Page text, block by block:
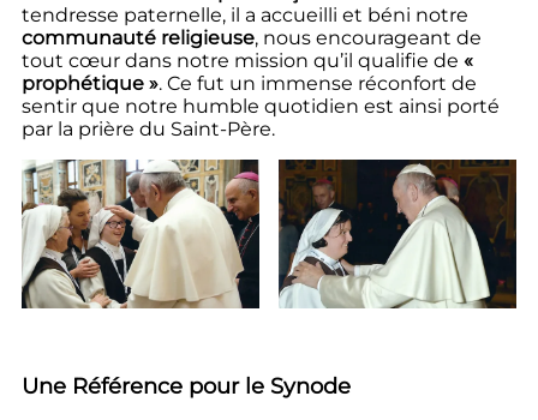
tendresse paternelle, il a accueilli et béni notre
communauté religieuse, nous encourageant de
tout cœur dans notre mission qu’il qualifie de «
prophétique ». Ce fut un immense réconfort de
sentir que notre humble quotidien est ainsi porté
par la prière du Saint-Père.
Une Référence pour le Synode